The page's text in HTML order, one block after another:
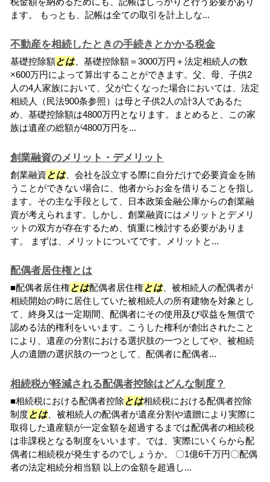
ます。 もっとも、記帳は全ての取引を計上しな...
不動産を相続したときの手続きとかかる税金
基礎控除額とは、基礎控除額＝3000万円＋法定相続人の数
×600万円によって算出することができます。父、母、子供2
人の4人家族において、父が亡くなった場合においては、法定
相続人（民法900条参照）は母と子供2人の計3人であるた
め、基礎控除額は4800万円となります。まとめると、この家
族は遺産の総額が4800万円を...
創業融資のメリット・デメリット
創業融資 とは、会社を設立する際に自分だけで必要資金を賄
うことができない場合に、他者からお金を借りることを指し
ます。その主な手段として、日本政策金融公庫からの創業融
資が考えられます。しかし、創業融資にはメリットとデメリ
ットの双方が存在するため、慎重に検討する必要がありま
す。 まずは、メリットについてです。メリットと...
配偶者居住権とは
■配偶者居住権とは配偶者居住権とは、被相続人の配偶者が
相続開始の時に居住していた被相続人の所有建物を対象とし
て、終身又は一定期間、配偶者にその使用及び収益を無償で
認める法的権利をいいます。こうした権利が創出されたこと
により、遺産の分割における選択肢の一つとしてや、被相続
人の遺贈の選択肢の一つとして、配偶者に配偶者...
相続税が軽減される配偶者控除はどんな制度？
■相続税における配偶者控除とは相続税における配偶者控除
制度とは、被相続人の配偶者が遺産分割や遺贈により実際に
取得した遺産額が一定金額を超過するまでは配偶者の相続税
は非課税となる制度をいいます。では、実際にいくらから配
偶者に相続税が発生するのでしょうか。 〇1億6千万円〇配偶
者の法定相続分相当額 以上の金額を超過し...